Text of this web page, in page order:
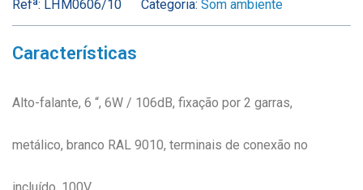
Refª: LHM0606/10 Categoria: Som ambiente
Características
Alto-falante, 6 “, 6W / 106dB, fixação por 2 garras,
metálico, branco RAL 9010, terminais de conexão no